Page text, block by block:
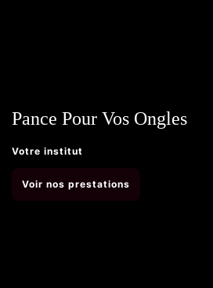
Pance Pour Vos Ongles
Votre institut
Voir nos prestations